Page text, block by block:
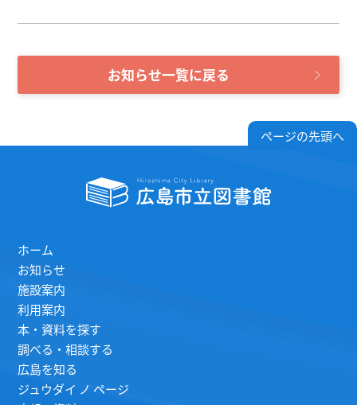
お知らせ一覧に戻る
ページの先頭へ
ホーム
お知らせ
施設案内
利用案内
本・資料を探す
調べる・相談する
広島を知る
ジュウダイ ノ ページ